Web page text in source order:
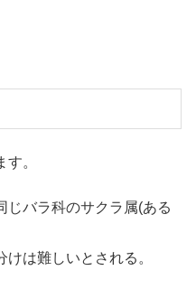
。
じバラ科のサクラ属(ある
は難しいとされる。